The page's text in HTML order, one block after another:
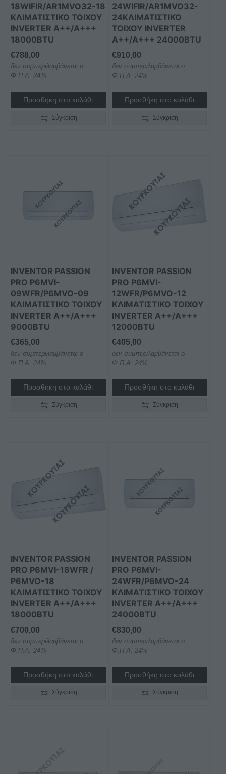
18WIFIR/AR1MVO32-18
ΚΛΙΜΑΤΙΣΤΙΚΌ ΤΟΊΧΟΥ
INVERTER A++/A+++
18000BTU
€788,00
δεν συμπεριλαμβάνεται ο
Φ.Π.Α. 24%
Προσθήκη στο καλάθι
Σύγκριση
24WIFIR/AR1MVO32-
24ΚΛΙΜΑΤΙΣΤΙΚΌ
ΤΟΊΧΟΥ INVERTER
A++/A+++ 24000BTU
€910,00
δεν συμπεριλαμβάνεται ο
Φ.Π.Α. 24%
Προσθήκη στο καλάθι
Σύγκριση
INVENTOR PASSION
PRO P6MVI-
09WFR/P6MVO-09
ΚΛΙΜΑΤΙΣΤΙΚΌ ΤΟΊΧΟΥ
INVERTER A++/A+++
9000BTU
€365,00
δεν συμπεριλαμβάνεται ο
Φ.Π.Α. 24%
Προσθήκη στο καλάθι
Σύγκριση
INVENTOR PASSION
PRO P6MVI-
12WFR/P6MVO-12
ΚΛΙΜΑΤΙΣΤΙΚΌ ΤΟΊΧΟΥ
INVERTER A++/A+++
12000BTU
€405,00
δεν συμπεριλαμβάνεται ο
Φ.Π.Α. 24%
Προσθήκη στο καλάθι
Σύγκριση
INVENTOR PASSION
PRO P6MVI-18WFR /
P6MVO-18
ΚΛΙΜΑΤΙΣΤΙΚΌ ΤΟΊΧΟΥ
INVERTER A++/A+++
18000BTU
€700,00
δεν συμπεριλαμβάνεται ο
Φ.Π.Α. 24%
Προσθήκη στο καλάθι
Σύγκριση
INVENTOR PASSION
PRO P6MVI-
24WFR/P6MVO-24
ΚΛΙΜΑΤΙΣΤΙΚΌ ΤΟΊΧΟΥ
INVERTER A++/A+++
24000BTU
€830,00
δεν συμπεριλαμβάνεται ο
Φ.Π.Α. 24%
Προσθήκη στο καλάθι
Σύγκριση